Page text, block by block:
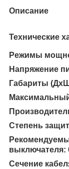
Описание
Технические
Режимы
Напряжение
Габариты
Степень
выключателя:
Сечение